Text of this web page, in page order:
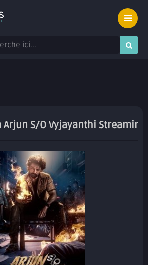
S/O Vyjayanthi Streaming